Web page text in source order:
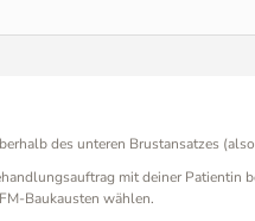
des unteren Brustansatzes
mit deiner Patientin
Baukausten wählen.